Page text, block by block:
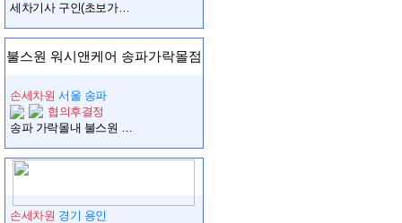
세차기사 구인(초보가능, 운전필수)
불스원 워시앤케어 송파가락몰점
손세차원 서울 송파
협의후결정
송파 가락몰내 불스원 세차장에서 정직원 채용합니다.
손세차원 경기 용인